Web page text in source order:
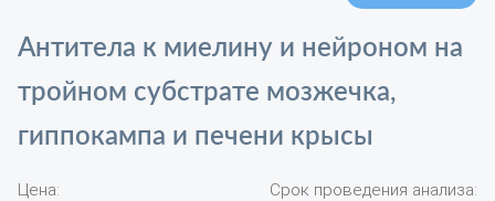
Антитела к миелину и нейроном на
тройном субстрате мозжечка,
гиппокампа и печени крысы
Цена: Срок проведения анализа: